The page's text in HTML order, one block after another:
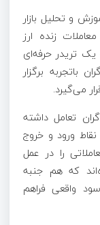
و تحلیل بازار
زنده ارز
یک تریدر حرفه‌ای
باتجربه برگزار
می‌گیرد.
تعامل داشته
ورود و خروج
را در عمل
که هم جنبه
واقعی فراهم